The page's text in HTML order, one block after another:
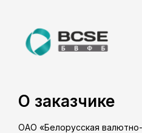
О заказчике
ОАО «Белорусская